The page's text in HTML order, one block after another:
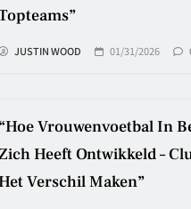
JUSTIN WOOD 01/31/2026
“Hoe Vrouwenvoetbal In
Heeft Ontwikkeld –
Verschil Maken”